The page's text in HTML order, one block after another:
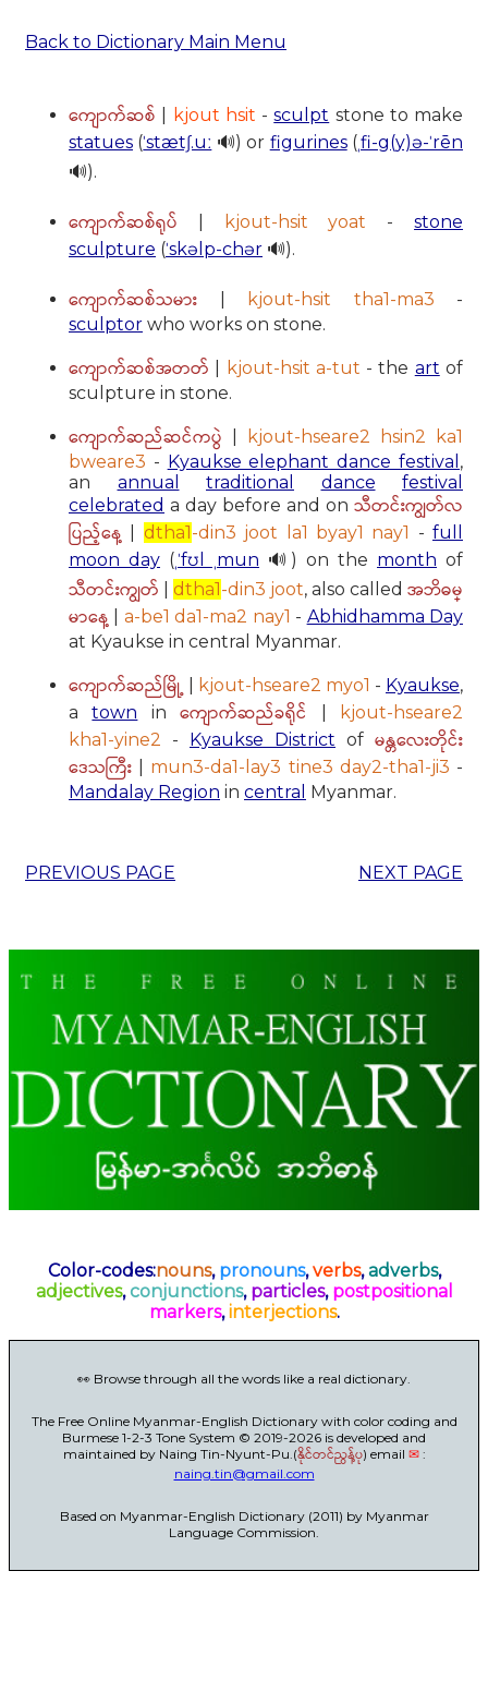
Back to Dictionary Main Menu
ကျောက်ဆစ် kjout hsit -sculpt stone to make
statues (ˈstætʃ.uː 🔊) or figurines(ˌfi-g(y)ə-ˈrēn
🔊).
ကျောက်ဆစ်ရုပ် kjout-hsit yoat -stone
sculpture (ˈskəlp-chər 🔊).
ကျောက်ဆစ်သမား kjout-hsit tha1-ma3 -
sculptor who works on stone.
ကျောက်ဆစ်အတတ် kjout-hsit a-tut - the art of
sculpture in stone.
ကျောက်ဆည်ဆင်ကပွဲ
kjout-hseare2 hsin2 ka1
bweare3 - Kyaukse elephant dance festival ,
an annual traditional dance
festival
celebrated a day before and on သီတင်းကျွတ်လ
ပြည့်နေ့
dtha1-din3 joot la1 byay1 nay1 - full
moon day (ˌˈfʊl ˌmun 🔊) on the month of
သီတင်းကျွတ် dtha1-din3 joot, also called အဘိဓမ္
မာနေ့
a-be1 da1-ma2 nay1 - Abhidhamma Day
at Kyaukse in central Myanmar.
ကျောက်ဆည်မြို့ kjout-hseare2 myo1 - Kyaukse,
atown inကျောက်ဆည်ခရိုင်
kjout-hseare2
kha1-yine2
- Kyaukse District of မန္တလေးတိုင်း
ဒေသကြီး
mun3-da1-lay3 tine3 day2-tha1-ji3 -
Mandalay Region in central Myanmar.
PREVIOUS PAGE NEXT PAGE
Color-codes:nouns, pronouns,verbs,adverbs,
adjectives,conjunctions, particles, postpositional
markers,interjections.
👀 Browse through all the words like a real dictionary.
The Free Online Myanmar-English Dictionary with color coding and
Burmese 1-2-3 Tone System © 2019-2026 is developed and
maintained by Naing Tin-Nyunt-Pu.(နိုင်တင်ညွန့်ပု) email ✉:
naing.tin@gmail.com
Based on Myanmar-English Dictionary (2011) by Myanmar
Language Commission.